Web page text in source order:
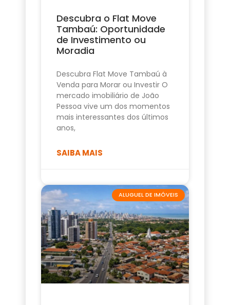
Descubra o Flat Move
Tambaú: Oportunidade
de Investimento ou
Moradia
Descubra Flat Move Tambaú à
Venda para Morar ou Investir O
mercado imobiliário de João
Pessoa vive um dos momentos
mais interessantes dos últimos
anos,
SAIBA MAIS
ALUGUEL DE IMÓVEIS